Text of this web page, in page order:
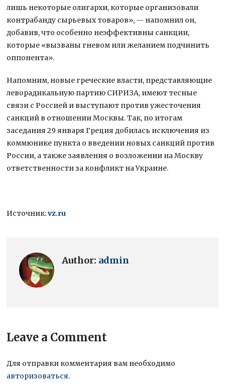
лишь некоторые олигархи, которые организовали
контрабанду сырьевых товаров», — напомнил он,
добавив, что особенно неэффективны санкции,
которые «вызваны гневом или желанием подчинить
оппонента».
Напомним, новые греческие власти, представляющие
леворадикальную партию СИРИЗА, имеют тесные
связи с Россией и выступают против ужесточения
санкций в отношении Москвы. Так, по итогам
заседания 29 января Греция добилась исключения из
коммюнике пункта о введении новых санкций против
России, а также заявления о возложении на Москву
ответственности за конфликт на Украине.
Источник:vz.ru
Author: admin
Leave a Comment
Для отправки комментария вам необходимо
авторизоваться.